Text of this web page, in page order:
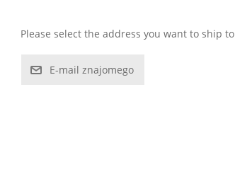
Please select the address you want to ship to
E-mail znajomego